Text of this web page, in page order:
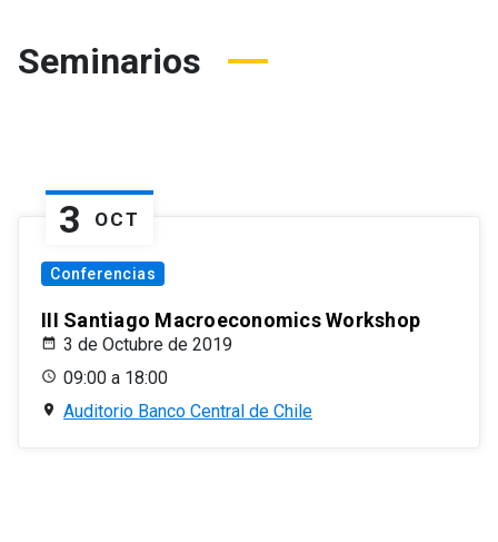
Seminarios
3 OCT
Conferencias
III Santiago Macroeconomics Workshop
3 de Octubre de 2019
09:00 a 18:00
Auditorio Banco Central de Chile